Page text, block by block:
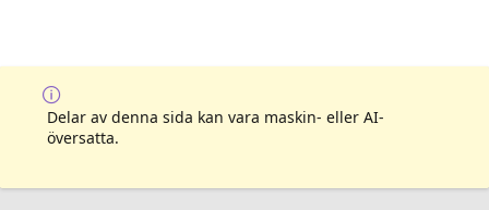
Delar av denna sida kan vara maskin- eller AI-
översatta.